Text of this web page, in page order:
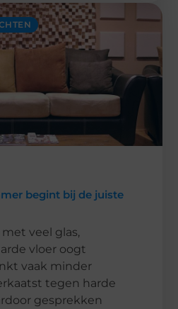
begint bij de juiste
veel glas,
vloer oogt
vaak minder
tegen harde
gesprekken